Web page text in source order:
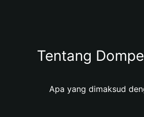
Tentang
Apa yang dimaksud